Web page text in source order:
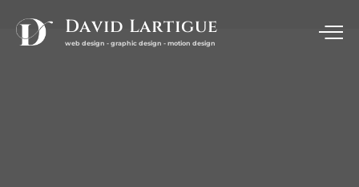
David Lartigue
web design - graphic design - motion design